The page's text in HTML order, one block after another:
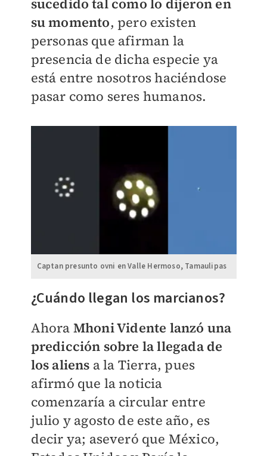
sucedido tal como lo dijeron en
su momento, pero existen
personas que afirman la
presencia de dicha especie ya
está entre nosotros haciéndose
pasar como seres humanos.
Captan presunto ovni en Valle Hermoso, Tamaulipas
¿Cuándo llegan los marcianos?
Ahora Mhoni Vidente lanzó una
predicción sobre la llegada de
los aliens a la Tierra, pues
afirmó que la noticia
comenzaría a circular entre
julio y agosto de este año, es
decir ya; aseveró que México,